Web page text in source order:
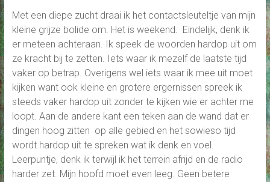
Met een diepe zucht draai ik het contactsleuteltje van mijn
kleine grijze bolide om. Het is weekend. Eindelijk, denk ik
er meteen achteraan. Ik speek de woorden hardop uit om
ze kracht bij te zetten. Iets waar ik mezelf de laatste tijd
vaker op betrap. Overigens wel iets waar ik mee uit moet
kijken want ook kleine en grotere ergernissen spreek ik
steeds vaker hardop uit zonder te kijken wie er achter me
loopt. Aan de andere kant een teken aan de wand dat er
dingen hoog zitten op alle gebied en het sowieso tijd
wordt hardop uit te spreken wat ik denk en voel.
Leerpuntje, denk ik terwijl ik het terrein afrijd en de radio
harder zet. Mijn hoofd moet even leeg. Geen betere